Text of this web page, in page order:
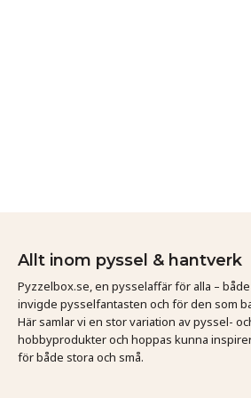
Allt inom pyssel & hantverk
Pyzzelbox.se, en pysselaffär för alla –
invigde pysselfantasten och för den som
Här samlar vi en stor variation av pyssel-
hobbyprodukter och hoppas kunna
för både stora och små.